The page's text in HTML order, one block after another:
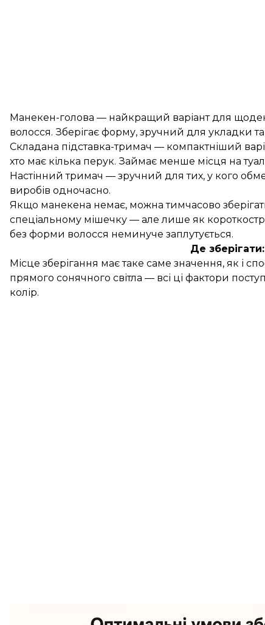
Манекен-голова — найкращий варіант для
волосся. Зберігає форму, зручний для укладки
Складана підставка-тримач — компактніший
хто має кілька перук. Займає менше місця на
Настінний тримач — зручний для тих, у кого
виробів одночасно.
Якщо манекена немає, можна тимчасово
спеціальному мішечку — але лише як
без форми волосся неминуче заплутується.
Де
Місце зберігання має таке саме значення, як і
прямого сонячного світла — всі ці фактори
колір.
Ідеальне місце — туалетний столик або полиця